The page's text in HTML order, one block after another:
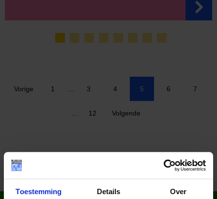
Toestemming Details Over
Vorige 1 3 4 5 6 7
12 Volgende